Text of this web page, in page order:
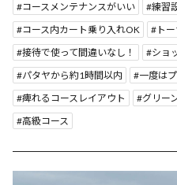
コースメンテナンスがいい
練習
コース内カート乗り入れOK
ト
接待で使って間違いなし！
ショ
パタヤから約1時間以内
一度は
痺れるコースレイアウト
グリー
高級コース